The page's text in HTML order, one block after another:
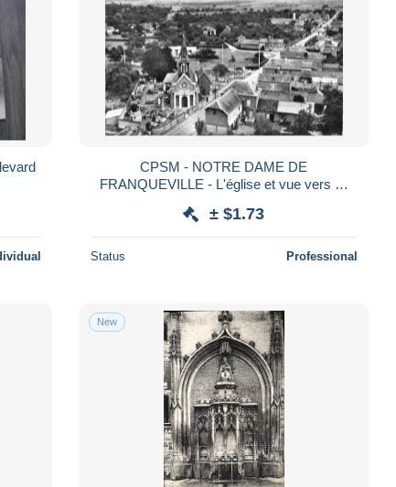
CPSM - NOTRE DAME DE
FRANQUEVILLE - L'église et vue vers St
± $1.73
Status Professional
New